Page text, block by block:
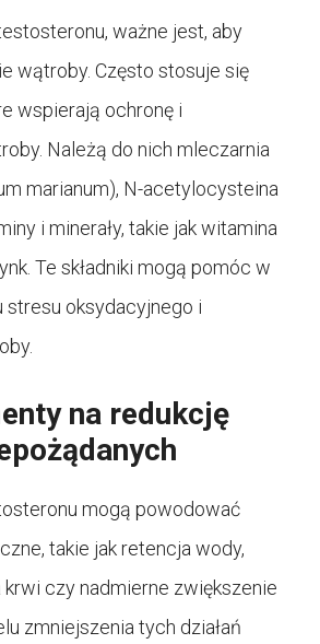
ważne jest, aby
wątroby. Często stosuje się
wspierają ochronę i
Należą do nich mleczarnia
marianum), N-acetylocysteina
i minerały, takie jak witamina
Te składniki mogą pomóc w
stresu oksydacyjnego i
na redukcję
mogą powodować
takie jak retencja wody,
czy nadmierne zwiększenie
zmniejszenia tych działań